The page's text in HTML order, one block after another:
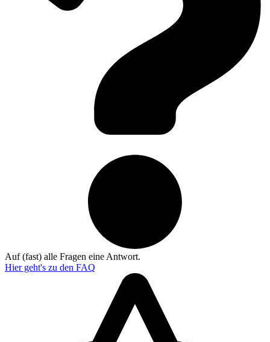
Auf (fast) alle Fragen eine Antwort.
Hier geht's zu den FAQ